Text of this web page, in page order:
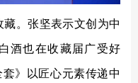
。张坚表示文创为中
酒也在收藏届广受好
》以匠心元素传递中